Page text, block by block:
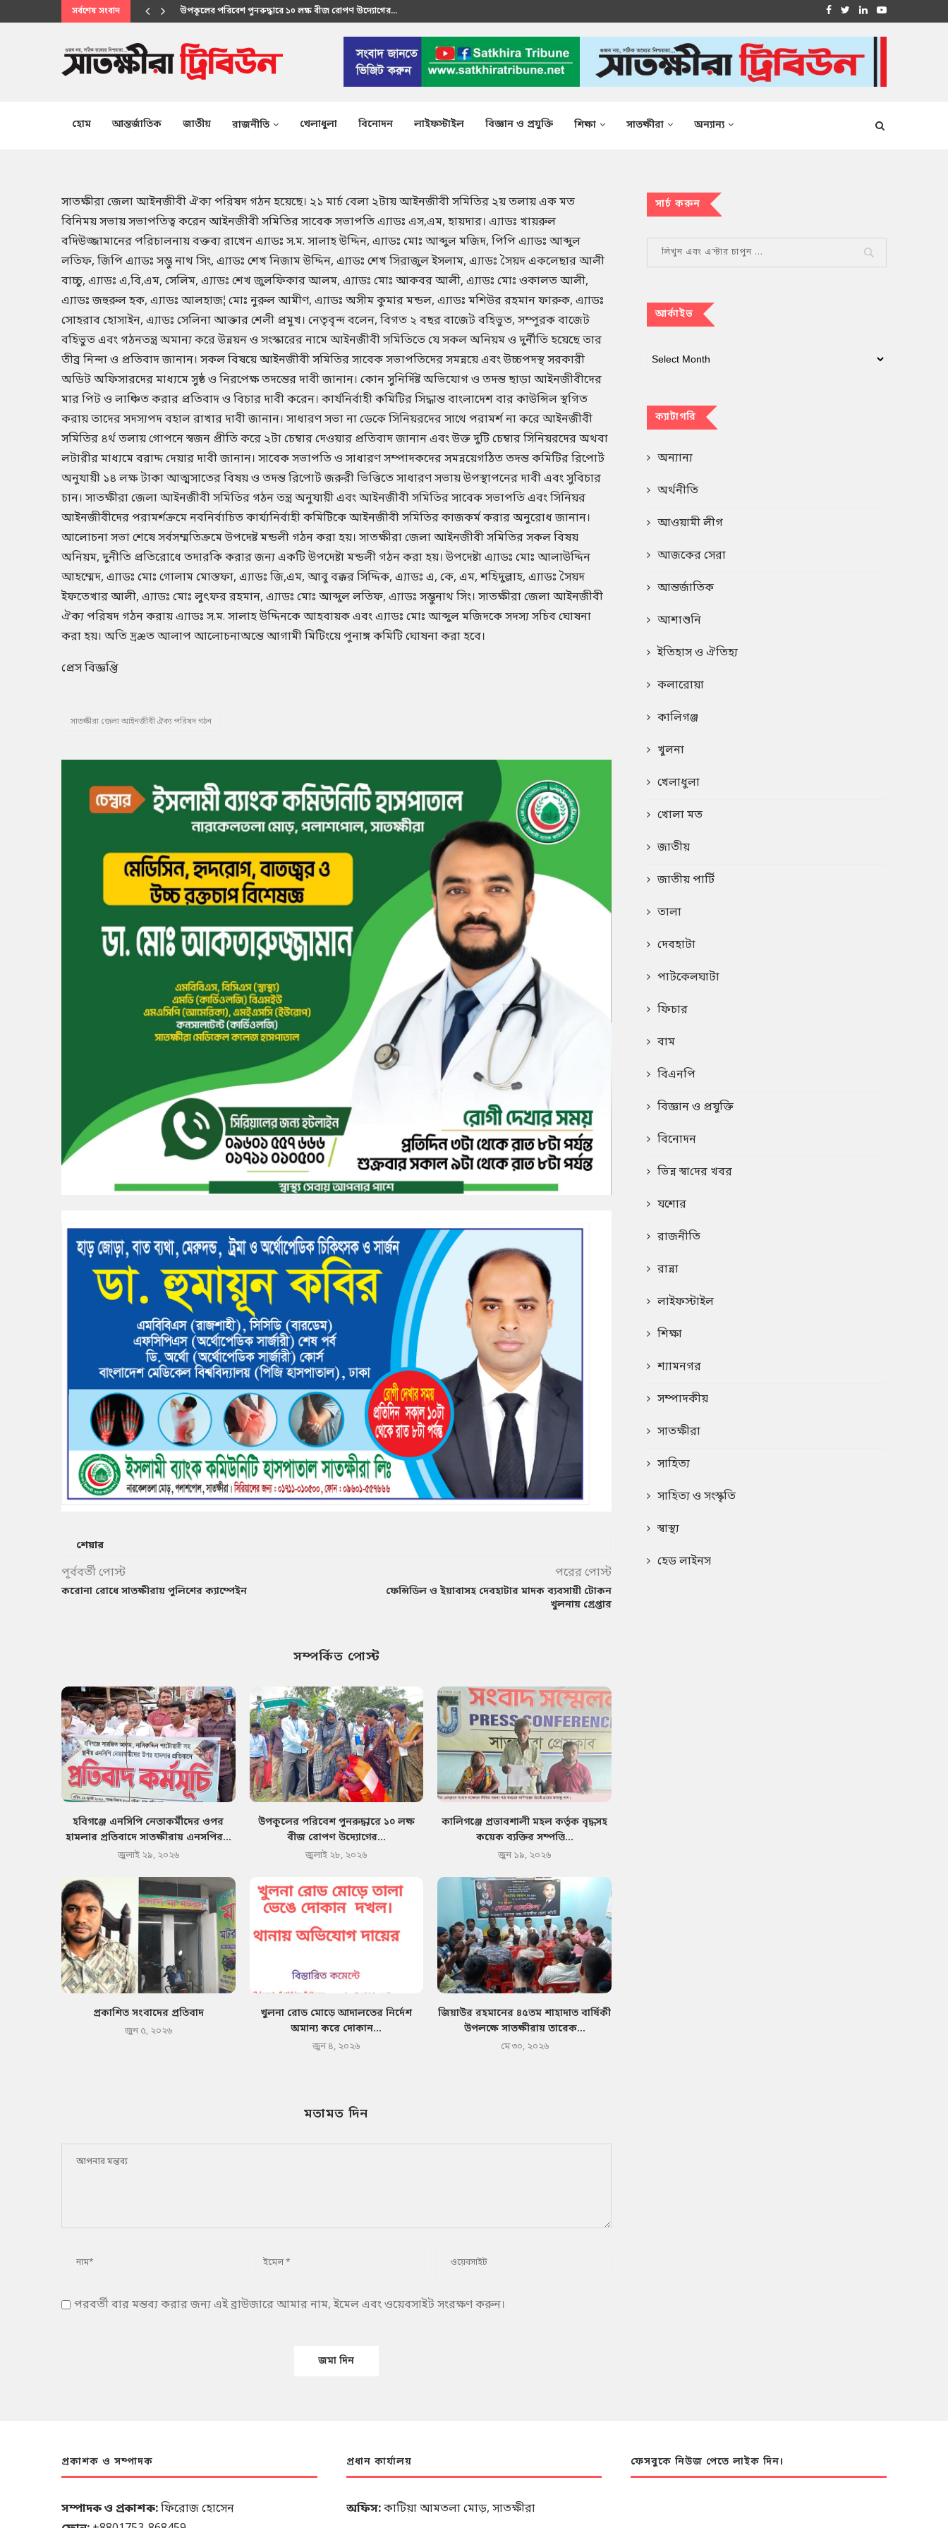
সর্বশেষ সংবাদ মানবিক সেবায় উপকূলবাসীর আস্থার প্রতীক এস এম শাকির...
হোম আন্তর্জাতিক জাতীয় রাজনীতি খেলাধুলা বিনোদন লাইফস্টাইল বিজ্ঞান ও প্রযুক্তি শিক্ষা সাতক্ষীরা অন্যান্য
সাতক্ষীরা জেলা আইনজীবী ঐক্য পরিষদ গঠন হয়েছে। ২১ মার্চ বেলা ২টায় আইনজীবী সমিতির ২য় তলায় এক মত
বিনিময় সভায় সভাপতিত্ব করেন আইনজীবী সমিতির সাবেক সভাপতি এ্যাডঃ এস,এম, হায়দার। এ্যাডঃ খায়রুল
বদিউজ্জামানের পরিচালনায় বক্তব্য রাখেন এ্যাডঃ স.ম. সালাহ উদ্দিন, এ্যাডঃ মোঃ আব্দুল মজিদ, পিপি এ্যাডঃ আব্দুল
লতিফ, জিপি এ্যাডঃ সম্ভু নাথ সিং, এ্যাডঃ শেখ নিজাম উদ্দিন, এ্যাডঃ শেখ সিরাজুল ইসলাম, এ্যাডঃ সৈয়দ একলেছার আলী
বাচ্চু, এ্যাডঃ এ,বি,এম, সেলিম, এ্যাডঃ শেখ জুলফিকার আলম, এ্যাডঃ মোঃ আকবর আলী, এ্যাডঃ মোঃ ওকালত আলী,
এ্যাডঃ জহুরুল হক, এ্যাডঃ আলহাজ¦ মোঃ নুরুল আমীণ, এ্যাডঃ অসীম কুমার মন্ডল, এ্যাডঃ মশিউর রহমান ফারুক, এ্যাডঃ
সোহরাব হোসাইন, এ্যাডঃ সেলিনা আক্তার শেলী প্রমুখ। নেতৃবৃন্দ বলেন, বিগত ২ বছর বাজেট বহিভুত, সম্পুরক বাজেট
বহিভুত এবং গঠনতন্ত্র অমান্য করে উন্নয়ন ও সংস্কারের নামে আইনজীবী সমিতিতে যে সকল অনিয়ম ও দুর্নীতি হয়েছে তার
তীব্র নিন্দা ও প্রতিবাদ জানান। সকল বিষয়ে আইনজীবী সমিতির সাবেক সভাপতিদের সমন্নয়ে এবং উচ্চপদস্থ সরকারী
অডিট অফিসারদের মাধ্যমে সুষ্ঠ ও নিরপেক্ষ তদন্তের দাবী জানান। কোন সুনির্দিষ্ট অভিযোগ ও তদন্ত ছাড়া আইনজীবীদের
মার পিট ও লাঞ্চিত করার প্রতিবাদ ও বিচার দাবী করেন। কার্যনির্বাহী কমিটির সিদ্ধান্ত বাংলাদেশ বার কাউন্সিল স্থগিত
করায় তাদের সদস্যপদ বহাল রাখার দাবী জানান। সাধারণ সভা না ডেকে সিনিয়রদের সাথে পরামর্শ না করে আইনজীবী
সমিতির ৪র্থ তলায় গোপনে স্বজন প্রীতি করে ২টা চেম্বার দেওয়ার প্রতিবাদ জানান এবং উক্ত দুটি চেম্বার সিনিয়রদের অথবা
লটারীর মাধ্যমে বরাদ্দ দেয়ার দাবী জানান। সাবেক সভাপতি ও সাধারণ সম্পাদকদের সমন্নয়েগঠিত তদন্ত কমিটির রিপোর্ট
অনুযায়ী ১৪ লক্ষ টাকা আত্মসাতের বিষয় ও তদন্ত রিপোর্ট জরুরী ভিত্তিতে সাধারণ সভায় উপস্থাপনের দাবী এবং সুবিচার
চান। সাতক্ষীরা জেলা আইনজীবী সমিতির গঠন তন্ত্র অনুযায়ী এবং আইনজীবী সমিতির সাবেক সভাপতি এবং সিনিয়র
আইনজীবীদের পরামর্শক্রমে নবনির্বাচিত কার্য্যনির্বাহী কমিটিকে আইনজীবী সমিতির কাজকর্ম করার অনুরোধ জানান।
আলোচনা সভা শেষে সর্বসম্মতিক্রমে উপদেষ্ট মন্ডলী গঠন করা হয়। সাতক্ষীরা জেলা আইনজীবী সমিতির সকল বিষয়
অনিয়ম, দুনীতি প্রতিরোধে তদারকি করার জন্য একটি উপদেষ্টা মন্ডলী গঠন করা হয়। উপদেষ্টা এ্যাডঃ মোঃ আলাউদ্দিন
আহম্মেদ, এ্যাডঃ মোঃ গোলাম মোস্তফা, এ্যাডঃ জি,এম, আবু বক্কর সিদ্দিক, এ্যাডঃ এ, কে, এম, শহিদুল্লাহ, এ্যাডঃ সৈয়দ
ইফতেখার আলী, এ্যাডঃ মোঃ লুৎফর রহমান, এ্যাডঃ মোঃ আব্দুল লতিফ, এ্যাডঃ সম্ভুনাথ সিং। সাতক্ষীরা জেলা আইনজীবী
ঐক্য পরিষদ গঠন করায় এ্যাডঃ স.ম. সালাহ উদ্দিনকে আহবায়ক এবং এ্যাডঃ মোঃ আব্দুল মজিদকে সদস্য সচিব ঘোষনা
করা হয়। অতি দ্রæত আলাপ আলোচনাঅন্তে আগামী মিটিংয়ে পুনাঙ্গ কমিটি ঘোষনা করা হবে।
প্রেস বিজ্ঞপ্তি
সাতক্ষীরা জেলা আইনজীবী ঐক্য পরিষদ গঠন
শেয়ার
পূর্ববর্তী পোস্ট
করোনা রোধে সাতক্ষীরায় পুলিশের ক্যাম্পেইন
পরের পোস্ট
ফেন্সিডিল ও ইয়াবাসহ দেবহাটার মাদক ব্যবসায়ী টোকন
খুলনায় গ্রেপ্তার
সম্পর্কিত পোস্ট
হবিগঞ্জে এনসিপি নেতাকর্মীদের ওপর
হামলার প্রতিবাদে সাতক্ষীরায় এনসপির...
জুলাই ২৯, ২০২৬
উপকূলের পরিবেশ পুনরুদ্ধারে ১০ লক্ষ
বীজ রোপণ উদ্যোগের...
জুলাই ২৮, ২০২৬
কালিগঞ্জে প্রভাবশালী মহল কর্তৃক বৃদ্ধসহ
কয়েক ব্যক্তির সম্পত্তি...
জুন ১৯, ২০২৬
প্রকাশিত সংবাদের প্রতিবাদ
জুন ৫, ২০২৬
খুলনা রোড মোড়ে আদালতের নির্দেশ
অমান্য করে দোকান...
জুন ৪, ২০২৬
জিয়াউর রহমানের ৪৫তম শাহাদাত বার্ষিকী
উপলক্ষে সাতক্ষীরায় তারেক...
মে ৩০, ২০২৬
মতামত দিন
পরবর্তী বার মন্তব্য করার জন্য এই ব্রাউজারে আমার নাম, ইমেল এবং ওয়েবসাইট সংরক্ষণ করুন।
সার্চ করুন
আর্কাইভ
ক্যাটাগরি
অন্যান্য
অর্থনীতি
আওয়ামী লীগ
আজকের সেরা
আন্তর্জাতিক
আশাশুনি
ইতিহাস ও ঐতিহ্য
কলারোয়া
কালিগঞ্জ
খুলনা
খেলাধুলা
খোলা মত
জাতীয়
জাতীয় পার্টি
তালা
দেবহাটা
পাটকেলঘাটা
ফিচার
বাম
বিএনপি
বিজ্ঞান ও প্রযুক্তি
বিনোদন
ভিন্ন স্বা‌দের খবর
যশোর
রাজনীতি
রান্না
লাইফস্টাইল
শিক্ষা
শ্যামনগর
সম্পাদকীয়
সাতক্ষীরা
সাহিত্য
সাহিত্য ও সংস্কৃতি
স্বাস্থ্য
হেড লাইনস
প্রকাশক ও সম্পাদক
সম্পাদক ও প্রকাশক:ফিরোজ হোসেন
প্রধান কার্যালয়
অফিস:কাটিয়া আমতলা মোড়, সাতক্ষীরা
ফেসবুকে নিউজ পেতে লাইক দিন।